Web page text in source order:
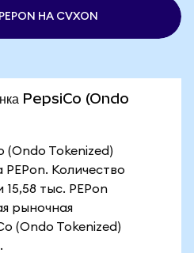
НА CVXON
PepsiCo (Ondo
(Ondo Tokenized)
PEPon. Количество
тыс. PEPon
рыночная
(Ondo Tokenized)